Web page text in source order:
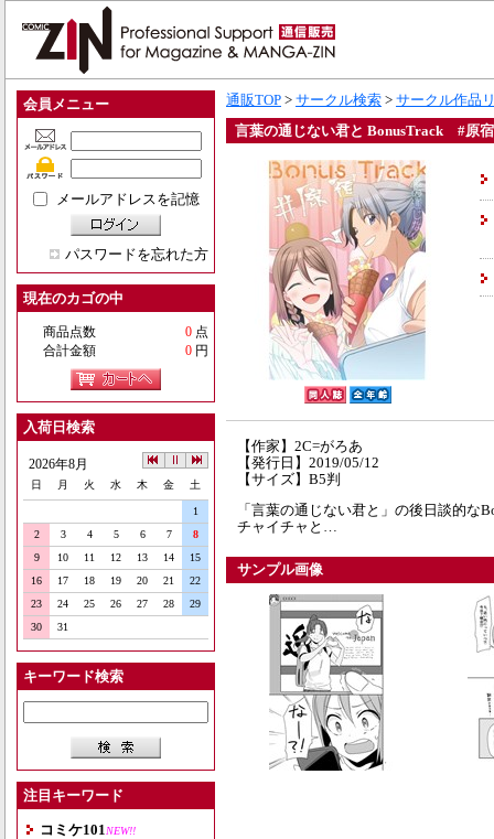
会員メニュー
メールアドレスを記憶
パスワードを忘れた方
現在のカゴの中
商品点数 0 点
合計金額
0 円
入荷日検索
2026年8月
日 月 火 水 木 金 土
1
2
3 4 5 6 7
8
9
10 11 12 13 14
15
16
17 18 19 20 21
22
23
24 25 26 27 28
29
30
31
キーワード検索
注目キーワード
コミケ101 NEW!!
通販TOP > サークル検索 > サークル作品
言葉の通じない君と BonusTrack #原宿
【作家】2C=がろあ
【発行日】2019/05/12
【サイズ】B5判
「言葉の通じない君と」の後日談的な
チャイチャと…
サンプル画像